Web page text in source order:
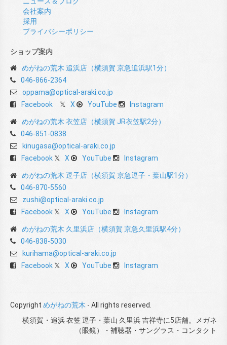
会社案内
採用
プライバシーポリシー
ショップ案内
めがねの荒木 追浜店（横須賀 京急追浜駅1分）
046-866-2364
oppama@optical-araki.co.jp
Facebook
X YouTube Instagram
めがねの荒木 衣笠店（横須賀 JR衣笠駅2分）
046-851-0838
kinugasa@optical-araki.co.jp
Facebook
X YouTube Instagram
めがねの荒木 逗子店（横須賀 京急逗子・葉山駅1分）
046-870-5560
zushi@optical-araki.co.jp
Facebook
X YouTube Instagram
めがねの荒木 久里浜店（横須賀 京急久里浜駅4分）
046-838-5030
kurihama@optical-araki.co.jp
Facebook
X YouTube Instagram
Copyright めがねの荒木 - All rights reserved.
横須賀・追浜 衣笠 逗子・葉山 久里浜 吉祥寺に5店舗。メガネ
（眼鏡）・補聴器・サングラス・コンタクト